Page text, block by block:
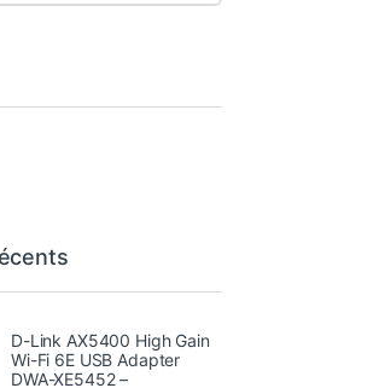
D-Link AX5400 High Gain
Wi-Fi 6E USB Adapter
DWA-XE5452 –